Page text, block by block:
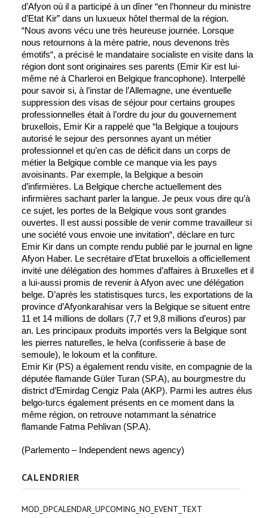
d’Afyon où il a participé à un dîner “en l’honneur du ministre
d’Etat Kir” dans un luxueux hôtel thermal de la région.
“Nous avons vécu une très heureuse journée. Lorsque
nous retournons à la mère patrie, nous devenons très
émotifs“, a précisé le mandataire socialiste en visite dans la
région dont sont originaires ses parents (Emir Kir est lui-
même né à Charleroi en Belgique francophone).
Interpellé
pour savoir si, à l’instar de l’Allemagne, une éventuelle
suppression des visas de séjour pour certains groupes
professionnelles était à l’ordre du jour du gouvernement
bruxellois, Emir Kir a rappelé que “la Belgique a toujours
autorisé le sejour des personnes ayant un métier
professionnel et qu’en cas de déficit dans un corps de
métier la Belgique comble ce manque via les pays
avoisinants. Par exemple, la Belgique a besoin
d’infirmières. La Belgique cherche actuellement des
infirmières sachant parler la langue. Je peux vous dire qu’à
ce sujet, les portes de la Belgique vous sont grandes
ouvertes. Il est aussi possible de venir comme travailleur si
une société vous envoie une invitation“, déclare en turc
Emir Kir dans un compte rendu publié par le journal en ligne
Afyon Haber. Le secrétaire d’Etat bruxellois a officiellement
invité une délégation des hommes d’affaires à Bruxelles et il
a lui-aussi promis de revenir à Afyon avec une délégation
belge. D’après les statistisques turcs, les exportations de la
province d’Afyonkarahisar vers la Belgique se situent entre
11 et 14 millions de dollars (7,7 et 9,8 millions d’euros) par
an. Les principaux produits importés vers la Belgique sont
les pierres naturelles, le helva (confisserie à base de
semoule), le lokoum et la confiture.
Emir Kir (PS) a également rendu visite, en compagnie de la
députée flamande Güler Turan (SP.A), au bourgmestre du
district d’Emirdag Cengiz Pala (AKP). Parmi les autres élus
belgo-turcs également présents en ce moment dans la
même région, on retrouve notammant la sénatrice
flamande Fatma Pehlivan (SP.A).
(Parlemento – Independent news agency)
CALENDRIER
MOD_DPCALENDAR_UPCOMING_NO_EVENT_TEXT